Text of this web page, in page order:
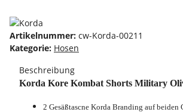
Artikelnummer: cw-Korda-00211
Kategorie: Hosen
Beschreibung
Korda Kore Kombat Shorts Military
2 Gesäßtascne Korda Branding auf beiden